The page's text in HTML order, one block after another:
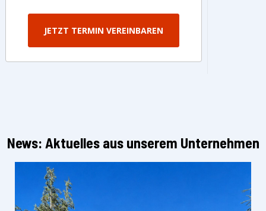
JETZT TERMIN VEREINBAREN
News: Aktuelles aus unserem Unternehmen